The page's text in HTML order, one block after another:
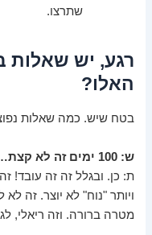
שתרצו.
האלו?
בטח שיש. כמה שאלות
ש: 100 ימים זה לא קצת… קיצוני?
ת: כן. ובגלל זה זה עובד!
ויותר "נוח" לא יוצר. זה
מטרה ברורה. וזה ריאלי,